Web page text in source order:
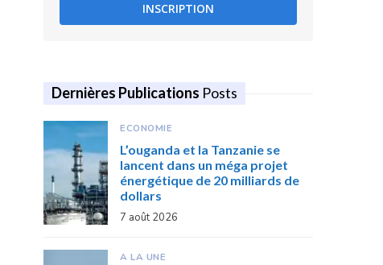
INSCRIPTION
Dernières Publications Posts
ECONOMIE
L’ouganda et la Tanzanie se
lancent dans un méga projet
énergétique de 20 milliards de
dollars
7 août 2026
A LA UNE